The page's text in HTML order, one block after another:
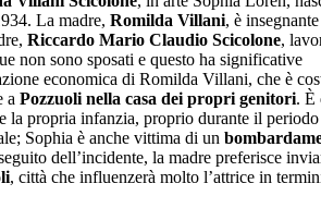
La madre, Romilda Villani, è
Riccardo Mario Claudio Scicolone,
non sono sposati e questo ha significative
economica di Romilda Villani, che è
a Pozzuoli nella casa dei propri genitori. È
la propria infanzia, proprio durante il
Sophia è anche vittima di un
dell’incidente, la madre preferisce
, città che influenzerà molto l’attrice in